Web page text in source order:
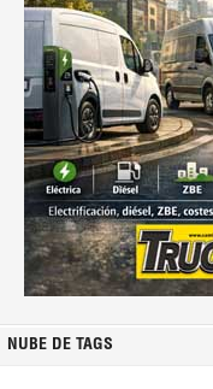
NUBE DE TAGS